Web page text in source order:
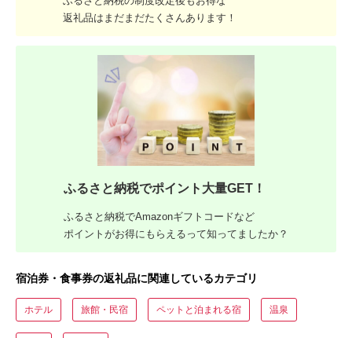
返礼品はまだまだたくさんあります！
ふるさと納税でポイント大量GET！
ふるさと納税でAmazonギフトコードなど
ポイントがお得にもらえるって知ってましたか？
宿泊券・食事券の返礼品に関連しているカテゴリ
ホテル 旅館・民宿 ペットと泊まれる宿 温泉